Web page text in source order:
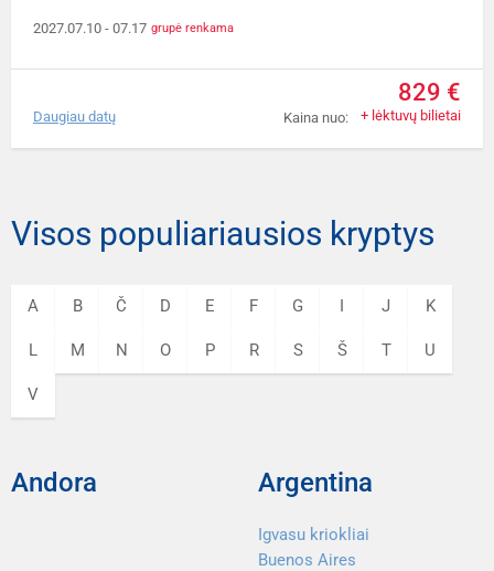
2027.07.10 - 07.17 grupė renkama
Kaina nuo:
829 €
+ lėktuvų bilietai
Daugiau datų
Visos populiariausios kryptys
A B Č D E F G I J K
L M N O P R S Š T U
V
Andora Argentina
Igvasu kriokliai
Buenos Aires